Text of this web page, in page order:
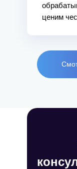
ценим